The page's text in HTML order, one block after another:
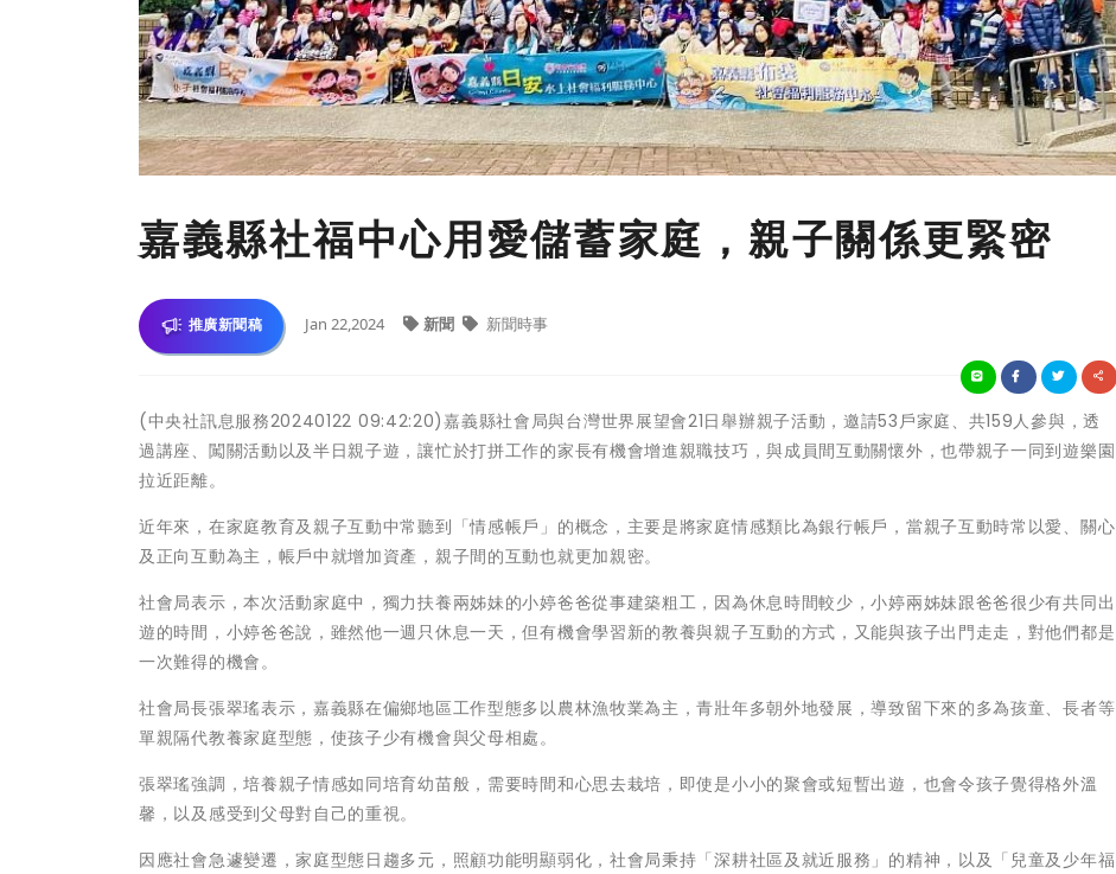
嘉義縣社福中心用愛儲蓄家庭，親子關係更緊密
推廣新聞稿 Jan 22,2024 新聞 新聞時事
(中央社訊息服務20240122 09:42:20)嘉義縣社會局與台灣世界展望會21日舉辦親子活動，邀請53戶家庭、共159人參與，透
過講座、闖關活動以及半日親子遊，讓忙於打拼工作的家長有機會增進親職技巧，與成員間互動關懷外，也帶親子一同到遊樂園
拉近距離。
近年來，在家庭教育及親子互動中常聽到「情感帳戶」的概念，主要是將家庭情感類比為銀行帳戶，當親子互動時常以愛、關心
及正向互動為主，帳戶中就增加資產，親子間的互動也就更加親密。
社會局表示，本次活動家庭中，獨力扶養兩姊妹的小婷爸爸從事建築粗工，因為休息時間較少，小婷兩姊妹跟爸爸很少有共同出
遊的時間，小婷爸爸說，雖然他一週只休息一天，但有機會學習新的教養與親子互動的方式，又能與孩子出門走走，對他們都是
一次難得的機會。
社會局長張翠瑤表示，嘉義縣在偏鄉地區工作型態多以農林漁牧業為主，青壯年多朝外地發展，導致留下來的多為孩童、長者等
單親隔代教養家庭型態，使孩子少有機會與父母相處。
張翠瑤強調，培養親子情感如同培育幼苗般，需要時間和心思去栽培，即使是小小的聚會或短暫出遊，也會令孩子覺得格外溫
馨，以及感受到父母對自己的重視。
因應社會急遽變遷，家庭型態日趨多元，照顧功能明顯弱化，社會局秉持「深耕社區及就近服務」的精神，以及「兒童及少年福